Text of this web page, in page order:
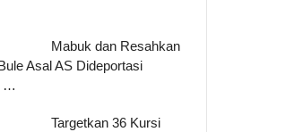
Mabuk dan Resahkan
Asal AS Dideportasi
…
Targetkan 36 Kursi